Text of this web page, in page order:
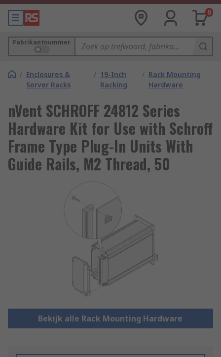
0
Fabrikantnummer
/ Enclosures &
Server Racks
/ 19-Inch
Racking
/ Rack Mounting
Hardware
nVent SCHROFF 24812 Series
Hardware Kit for Use with Schroff
Frame Type Plug-In Units With
Guide Rails, M2 Thread, 50
Bekijk alle Rack Mounting Hardware